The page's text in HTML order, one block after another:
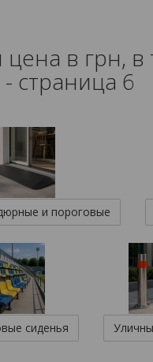
в грн, в
страница 6
и пороговые
сиденья